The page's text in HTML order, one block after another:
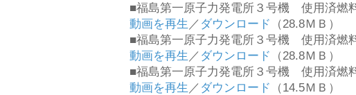
■福島第一原子力発電所３号機 使用済燃
動画を再生 ／ ダウンロード
（28.8ＭＢ）
■福島第一原子力発電所３号機 使用済燃
動画を再生 ／ ダウンロード
（28.8ＭＢ）
■福島第一原子力発電所３号機 使用済燃
動画を再生 ／ ダウンロード （14.5ＭＢ）